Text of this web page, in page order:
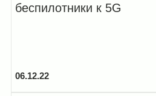
беспилотники к 5G
06.12.22